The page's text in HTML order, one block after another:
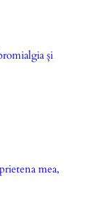
și
mea,